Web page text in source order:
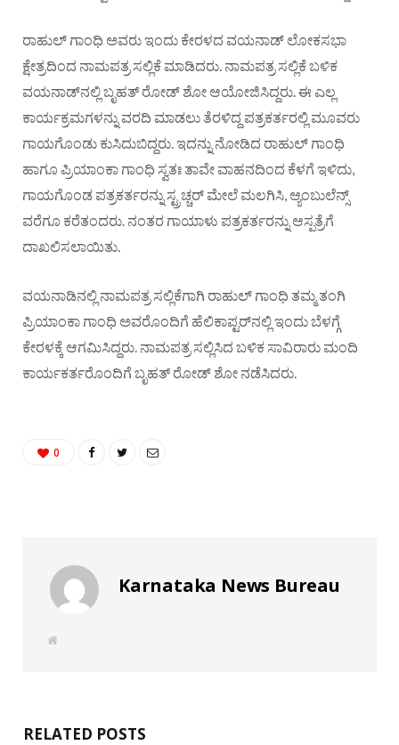
ರಾಹುಲ್ ಗಾಂಧಿ ಅವರು ಇಂದು ಕೇರಳದ ವಯನಾಡ್​ ಲೋಕಸಭಾ
ಕ್ಷೇತ್ರದಿಂದ ನಾಮಪತ್ರ ಸಲ್ಲಿಕೆ ಮಾಡಿದರು. ನಾಮಪತ್ರ ಸಲ್ಲಿಕೆ ಬಳಿಕ
ವಯನಾಡ್​ನಲ್ಲಿ ಬೃಹತ್​ ರೋಡ್​ ಶೋ ಆಯೋಜಿಸಿದ್ದರು. ಈ ಎಲ್ಲ
ಕಾರ್ಯಕ್ರಮಗಳನ್ನು ವರದಿ ಮಾಡಲು ತೆರಳಿದ್ದ ಪತ್ರಕರ್ತರಲ್ಲಿ ಮೂವರು
ಗಾಯಗೊಂಡು ಕುಸಿದುಬಿದ್ದರು. ಇದನ್ನು ನೋಡಿದ ರಾಹುಲ್​ ಗಾಂಧಿ
ಹಾಗೂ ಪ್ರಿಯಾಂಕಾ ಗಾಂಧಿ ಸ್ವತಃ ತಾವೇ ವಾಹನದಿಂದ ಕೆಳಗೆ ಇಳಿದು,
ಗಾಯಗೊಂಡ ಪತ್ರಕರ್ತರನ್ನು ಸ್ಟ್ರಚ್ಚರ್ ಮೇಲೆ ಮಲಗಿಸಿ, ಆ್ಯಂಬುಲೆನ್ಸ್​
ವರೆಗೂ ಕರೆತಂದರು. ನಂತರ ಗಾಯಾಳು ಪತ್ರಕರ್ತರನ್ನು ಆಸ್ಪತ್ರೆಗೆ
ದಾಖಲಿಸಲಾಯಿತು.
ವಯನಾಡಿನಲ್ಲಿ ನಾಮಪತ್ರ ಸಲ್ಲಿಕೆಗಾಗಿ ರಾಹುಲ್ ಗಾಂಧಿ ತಮ್ಮ ತಂಗಿ
ಪ್ರಿಯಾಂಕಾ ಗಾಂಧಿ ಅವರೊಂದಿಗೆ ಹೆಲಿಕಾಪ್ಟರ್​ನಲ್ಲಿ ಇಂದು ಬೆಳಗ್ಗೆ
ಕೇರಳಕ್ಕೆ ಆಗಮಿಸಿದ್ದರು. ನಾಮಪತ್ರ ಸಲ್ಲಿಸಿದ ಬಳಿಕ ಸಾವಿರಾರು ಮಂದಿ
ಕಾರ್ಯಕರ್ತರೊಂದಿಗೆ ಬೃಹತ್​ ರೋಡ್​ ಶೋ ನಡೆಸಿದರು.
0
Karnataka News Bureau
W
RELATED POSTS